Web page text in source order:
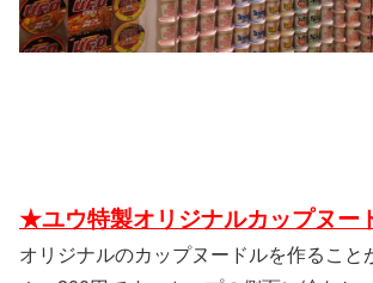
★ユウ特製オリジナルカップヌー
オリジナルのカップヌードルを作ること